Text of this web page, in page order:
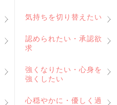
気持ちを切り替えたい
認められたい・承認欲
求
強くなりたい・心身を
強くしたい
心穏やかに・優しく過